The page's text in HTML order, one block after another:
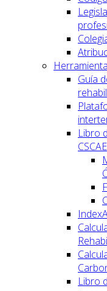
Guía
Libro
CSCAE
Libro